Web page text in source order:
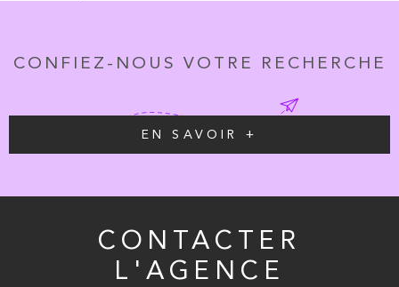
CONFIEZ-NOUS VOTRE RECHERCHE
EN SAVOIR +
CONTACTER
L'AGENCE